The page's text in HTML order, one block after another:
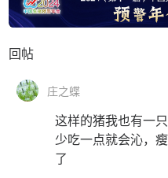
回帖
庄之蝶
这样的猪我也有一
少吃一点就会沁，
了